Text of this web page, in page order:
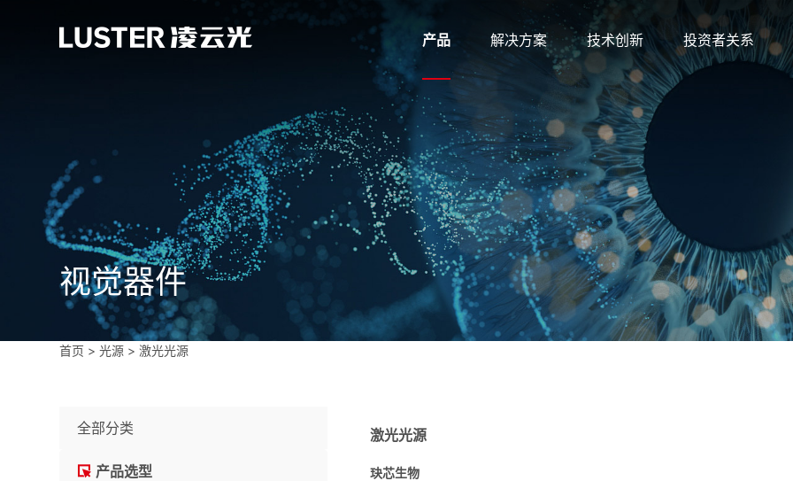
产品 解决方案 技术创新 投资者关系
视觉器件
首页 >光源 >激光光源
全部分类
产品选型
激光光源
玦芯生物